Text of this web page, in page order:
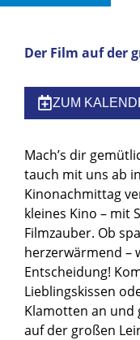
Der Film auf der
ZUM
Mach’s dir
tauch mit uns ab
Kinonachmittag
kleines Kino – mit
Filmzauber. Ob
herzerwärmend –
Entscheidung!
Lieblingskissen
Klamotten an und
auf der großen